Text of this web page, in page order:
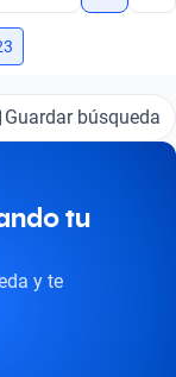
Guardar búsqueda
tu
y te